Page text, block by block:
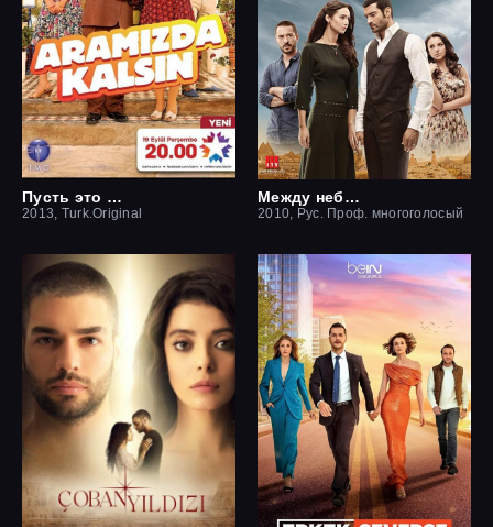
Пусть это останется между нами
2013, Turk.Original
Между небом и землей / Небесная любовь
2010, Рус. Проф. многоголосый